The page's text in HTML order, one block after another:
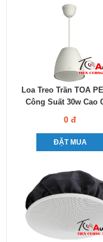
Loa Treo Trần TOA
Công Suất 30w Cao
0 đ
ĐẶT MUA